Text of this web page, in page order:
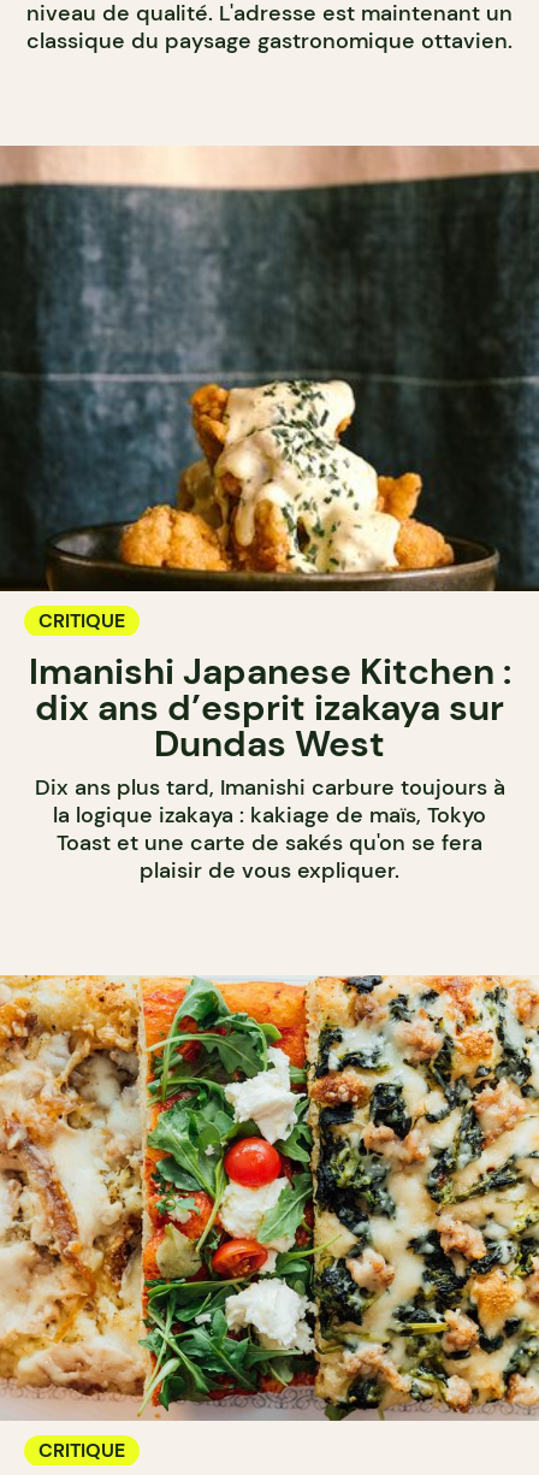
niveau de qualité. L'adresse est maintenant un
classique du paysage gastronomique ottavien.
CRITIQUE
Imanishi Japanese Kitchen :
dix ans d’esprit izakaya sur
Dundas West
Dix ans plus tard, Imanishi carbure toujours à
la logique izakaya : kakiage de maïs, Tokyo
Toast et une carte de sakés qu'on se fera
plaisir de vous expliquer.
CRITIQUE